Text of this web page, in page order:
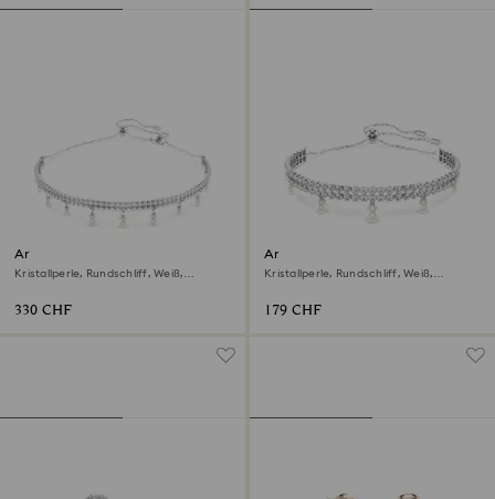
Ariana Grande x Swarovski
Halsband
Kristallperle, Rundschliff, Weiß,
330 CHF
Ariana Grande x Swarovski
Armband
Kristallperle, Rundschliff, Weiß,
179 CHF